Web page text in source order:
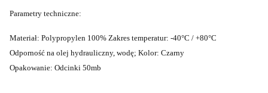
Parametry techniczne:
Materiał: Polypropylen 100% Zakres temperatur: -40°C / +80°C
Odporność na olej hydrauliczny, wodę; Kolor: Czarny
Opakowanie: Odcinki 50mb